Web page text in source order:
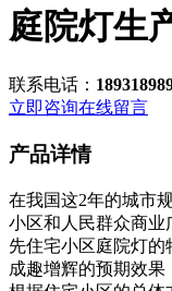
庭院灯生
联系电话：
立即咨询在线留言
产品详情
在我国这2年的城市
小区和人民群众商业
先住宅小区庭院灯
成趣增辉的预期效